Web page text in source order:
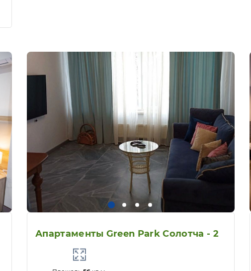
Апартаменты Green Park Солотча - 2